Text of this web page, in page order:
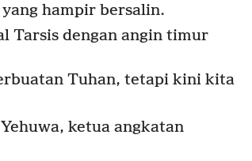
hampir bersalin.
Tarsis dengan angin timur
Tuhan, tetapi kini kita
ketua angkatan